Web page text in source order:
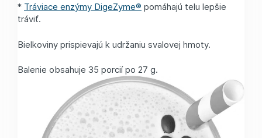
* Tráviace enzýmy DigeZyme® pomáhajú telu lepšie
tráviť.
Bielkoviny prispievajú k udržaniu svalovej hmoty.
Balenie obsahuje 35 porcií po 27 g.